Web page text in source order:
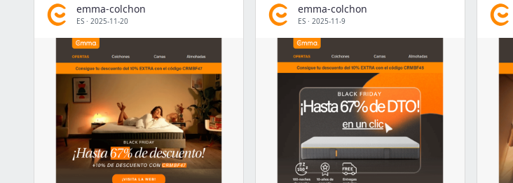
emma-colchon
ES · 2025-11-20
emma-colchon
ES · 2025-11-9